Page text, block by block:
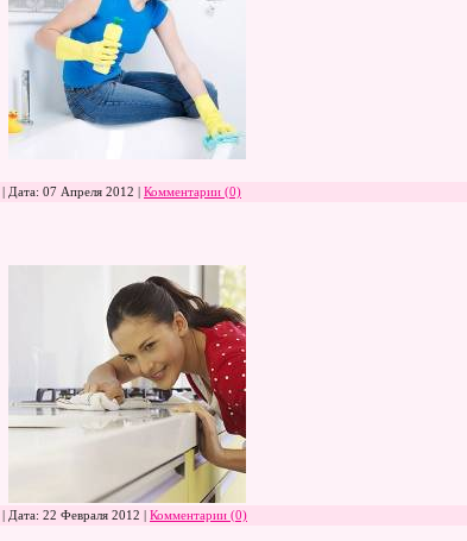
| Дата: 07 Апреля 2012 Комментарии (0)
| Дата: 22 Февраля 2012 Комментарии (0)